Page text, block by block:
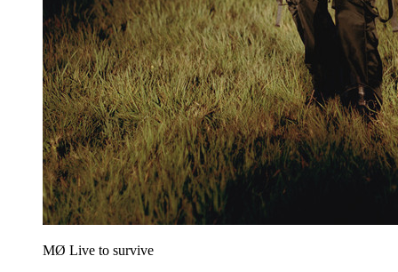
MØ Live to survive